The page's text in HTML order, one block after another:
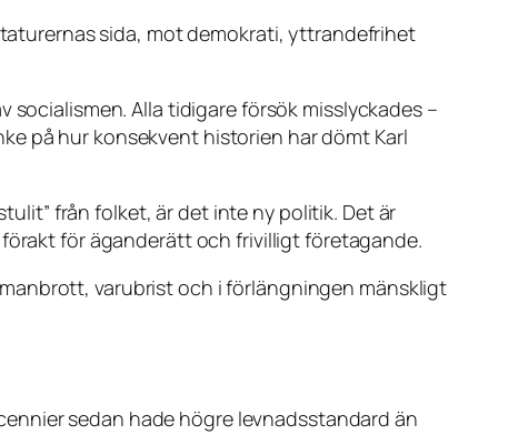
sida, mot demokrati, yttrandefrihet
socialismen. Alla tidigare försök misslyckades –
på hur konsekvent historien har dömt Karl
från folket, är det inte ny politik. Det är
för äganderätt och frivilligt företagande.
varubrist och i förlängningen mänskligt
sedan hade högre levnadsstandard än